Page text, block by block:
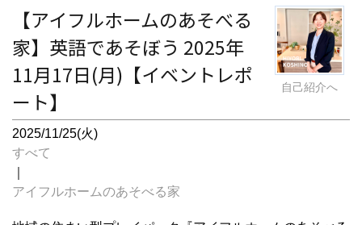
自己紹介へ
【アイフルホームのあそべる
家】英語であそぼう 2025年
11月17日(月)【イベントレポ
ート】
2025/11/25(火)
すべて
アイフルホームのあそべる家